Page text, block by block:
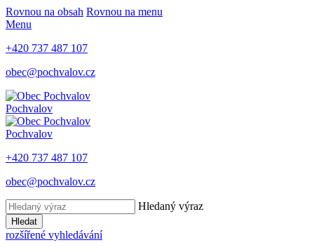
Rovnou na obsah Rovnou na menu
Menu
+420 737 487 107
obec@pochvalov.cz
Pochvalov
Pochvalov
+420 737 487 107
obec@pochvalov.cz
Hledaný výraz
Hledat
rozšířené vyhledávání